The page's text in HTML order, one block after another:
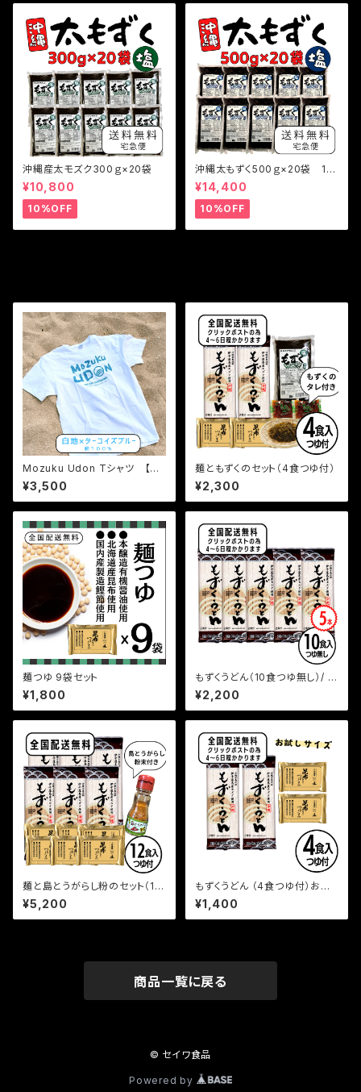
沖縄産太モズク300ｇ×20袋
¥10,800
10%OFF
沖縄太もずく500ｇ×20袋 10
kg
¥14,400
10%OFF
Mozuku Udon Tシャツ 【XL
サイズ】送料無料
¥3,500
麺ともずくのセット（4食つゆ付）
¥2,300
麺つゆ 9袋セット
¥1,800
もずくうどん（10食つゆ無し）/ 5
本
¥2,200
麺と島とうがらし粉のセット（12
食つゆ付）
¥5,200
もずくうどん （4食つゆ付）お試
しサイズ
¥1,400
商品一覧に戻る
© セイワ食品
Powered by